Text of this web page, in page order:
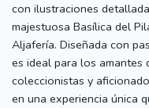
con ilustraciones
majestuosa Basílica del
Aljafería. Diseñada con
es ideal para los amantes
coleccionistas y
en una experiencia única